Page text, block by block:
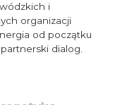
i
organizacji
od początku
dialog.